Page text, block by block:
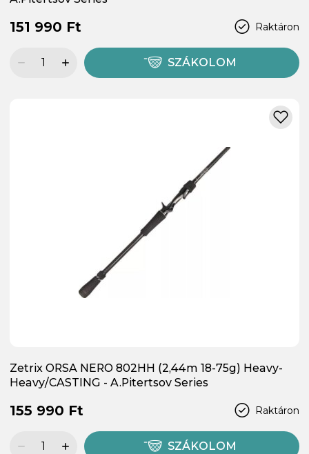
Raktáron
151 990 Ft
SZÁKOLOM
Zetrix ORSA NERO 802HH (2,44m 18-75g) Heavy-
Heavy/CASTING - A.Pitertsov Series
Raktáron
155 990 Ft
SZÁKOLOM